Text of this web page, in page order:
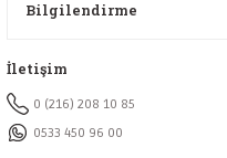
Bilgilendirme
İletişim
0 (216) 208 10 85
0533 450 96 00